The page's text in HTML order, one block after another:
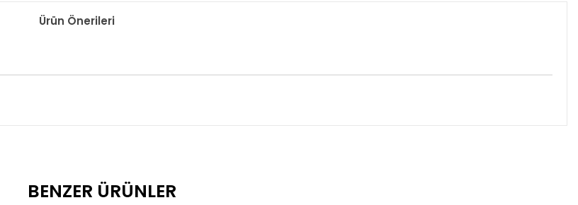
Ürün Önerileri
BENZER ÜRÜNLER